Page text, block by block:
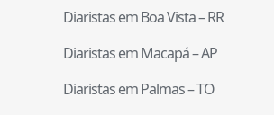
Diaristas emBoa Vista–RR
Diaristas emMacapá–AP
Diaristas emPalmas–TO